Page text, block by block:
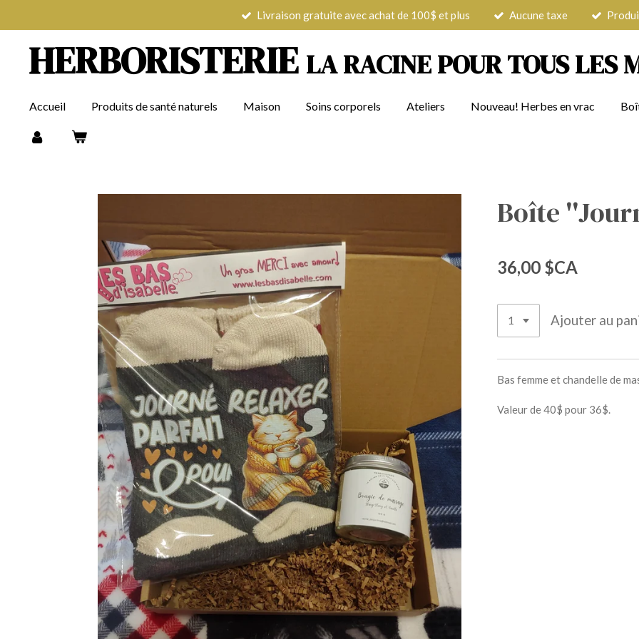
principal
Livraison gratuite avec achat de 100$ et plus Aucune taxe
HERBORISTERIE LA RACINE POUR TOUS LES
Accueil Produits de santé naturels Maison Soins corporels Ateliers Nouveau! Herbes en vrac
Boîte
36,00 $CA
Ajouter au
Bas femme et chandelle de
Valeur de 40$ pour 36$.